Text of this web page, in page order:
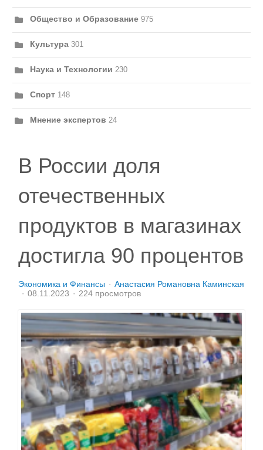
Общество и Образование 975
Культура 301
Наука и Технологии 230
Спорт 148
Мнение экспертов 24
В России доля
отечественных
продуктов в магазинах
достигла 90 процентов
Экономика и Финансы
Анастасия Романовна Каминская
08.11.2023
224 просмотров